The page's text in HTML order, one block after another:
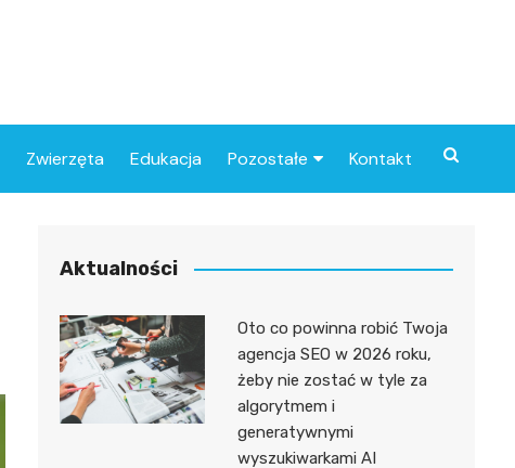
Zwierzęta Edukacja Pozostałe Kontakt
Aktualności
Oto co powinna robić Twoja
agencja SEO w 2026 roku,
żeby nie zostać w tyle za
algorytmem i
generatywnymi
wyszukiwarkami AI